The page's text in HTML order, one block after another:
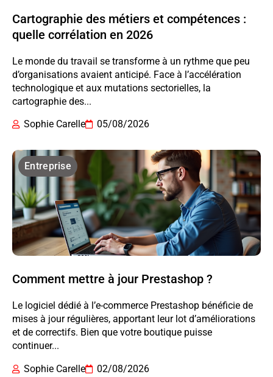
Cartographie des métiers et compétences :
quelle corrélation en 2026
Le monde du travail se transforme à un rythme que peu
d’organisations avaient anticipé. Face à l’accélération
technologique et aux mutations sectorielles, la
cartographie des...
Sophie Carelle
05/08/2026
Entreprise
Comment mettre à jour Prestashop ?
Le logiciel dédié à l’e-commerce Prestashop bénéficie de
mises à jour régulières, apportant leur lot d’améliorations
et de correctifs. Bien que votre boutique puisse
continuer...
Sophie Carelle
02/08/2026